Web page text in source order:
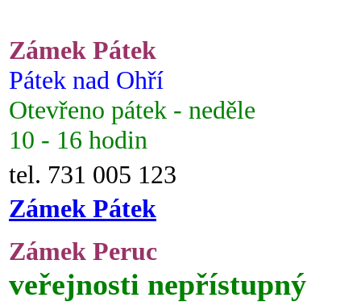
Zámek Pátek
Pátek nad Ohří
Otevřeno pátek - neděle
10 - 16 hodin
tel. 731 005 123
Zámek Pátek
Zámek Peruc
veřejnosti nepřístupný